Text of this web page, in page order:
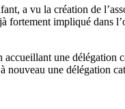
a vu la création de
fortement impliqué dans
accueillant une
nouveau une délégation